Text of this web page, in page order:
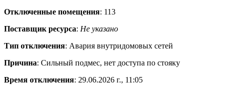
Отключенные помещения: 113
Поставщик ресурса: Не указано
Тип отключения: Авария внутридомовых сетей
Причина: Сильный подмес, нет доступа по стояку
Время отключения: 29.06.2026 г., 11:05